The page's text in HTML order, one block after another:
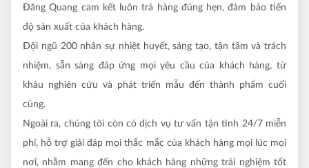
Đăng Quang cam kết luôn trả hàng đúng hẹn, đảm bảo tiến
độ sản xuất của khách hàng.
Đội ngũ 200 nhân sự nhiệt huyết, sáng tạo, tận tâm và trách
nhiệm, sẵn sàng đáp ứng mọi yêu cầu của khách hàng, từ
khâu nghiên cứu và phát triển mẫu đến thành phẩm cuối
cùng.
Ngoài ra, chúng tôi còn có dịch vụ tư vấn tận tình 24/7 miễn
phí, hỗ trợ giải đáp mọi thắc mắc của khách hàng mọi lúc mọi
nơi, nhằm mang đến cho khách hàng những trải nghiệm tốt